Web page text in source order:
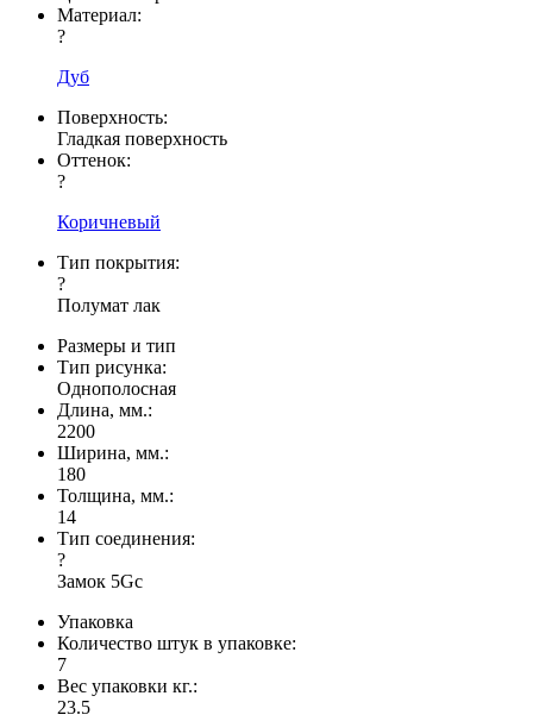
Материал:
?
Дуб
Поверхность:
Гладкая поверхность
Оттенок:
?
Коричневый
Тип покрытия:
?
Полумат лак
Размеры и тип
Тип рисунка:
Однополосная
Длина, мм.:
2200
Ширина, мм.:
180
Толщина, мм.:
14
Тип соединения:
?
Замок 5Gc
Упаковка
Количество штук в упаковке:
7
Вес упаковки кг.:
23.5